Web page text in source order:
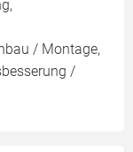
/ Montage,
/